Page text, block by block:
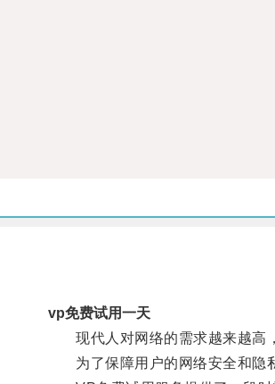
vp免费试用一天
现代人对网络的需求越来越高，
为了保障用户的网络安全和隐